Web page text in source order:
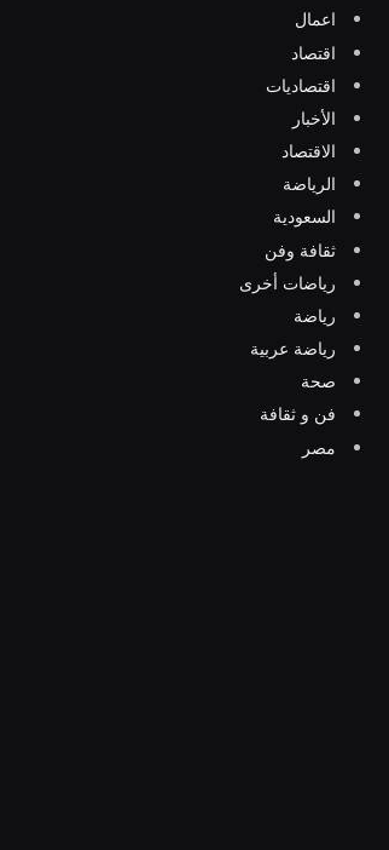
اعمال
اقتصاد
اقتصاديات
الأخبار
الاقتصاد
الرياضة
السعودية
ثقافة وفن
رياضات أخرى
رياضة
رياضة عربية
صحة
فن و ثقافة
مصر